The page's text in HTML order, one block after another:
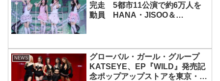
完走 5都市11公演で約6万人を
動員 HANA・JISOO＆
NEWS
グローバル・ガール・グループ
KATSEYE、EP『WILD』発売記
念ポップアップストアを東京・原